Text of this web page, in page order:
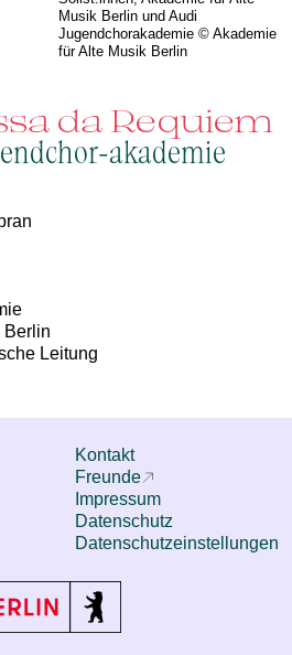
Musik Berlin und Audi
Jugendchorakademie © Akademie
für Alte Musik Berlin
da Requiem
akademie
Berlin
Leitung
Kontakt
Freunde
Impressum
Datenschutz
Datenschutzeinstellungen